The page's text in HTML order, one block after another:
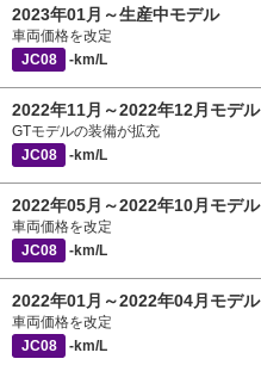
2023年01月～生産中モデル
車両価格を改定
JC08
-km/L
2022年11月～2022年12月モデル
GTモデルの装備が拡充
JC08
-km/L
2022年05月～2022年10月モデル
車両価格を改定
JC08
-km/L
2022年01月～2022年04月モデル
車両価格を改定
JC08
-km/L